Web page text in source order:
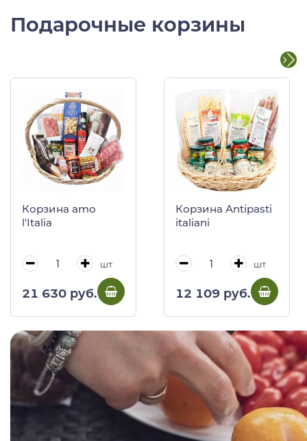
Подарочные корзины
Корзина amo
l'Italia
шт
21 630 руб.
Корзина Antipasti
italiani
шт
12 109 руб.